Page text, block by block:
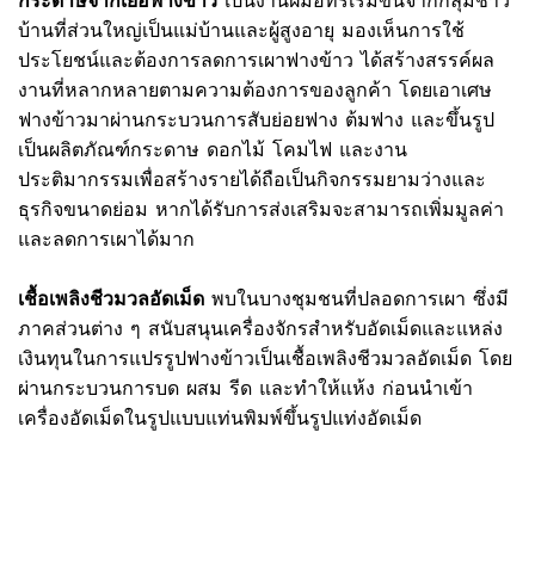
บ้านที่ส่วนใหญ่เป็นแม่บ้านและผู้สูงอายุ มองเห็นการใช้
ประโยชน์และต้องการลดการเผาฟางข้าว ได้สร้างสรรค์ผล
งานที่หลากหลายตามความต้องการของลูกค้า โดยเอาเศษ
ฟางข้าวมาผ่านกระบวนการสับย่อยฟาง ต้มฟาง และขึ้นรูป
เป็นผลิตภัณฑ์กระดาษ ดอกไม้ โคมไฟ และงาน
ประติมากรรมเพื่อสร้างรายได้ถือเป็นกิจกรรมยามว่างและ
ธุรกิจขนาดย่อม หากได้รับการส่งเสริมจะสามารถเพิ่มมูลค่า
และลดการเผาได้มาก
เชื้อเพลิงชีวมวลอัดเม็ด พบในบางชุมชนที่ปลอดการเผา ซึ่งมี
ภาคส่วนต่าง ๆ สนับสนุนเครื่องจักรสำหรับอัดเม็ดและแหล่ง
เงินทุนในการแปรรูปฟางข้าวเป็นเชื้อเพลิงชีวมวลอัดเม็ด โดย
ผ่านกระบวนการบด ผสม รีด และทำให้แห้ง ก่อนนำเข้า
เครื่องอัดเม็ดในรูปแบบแท่นพิมพ์ขึ้นรูปแท่งอัดเม็ด